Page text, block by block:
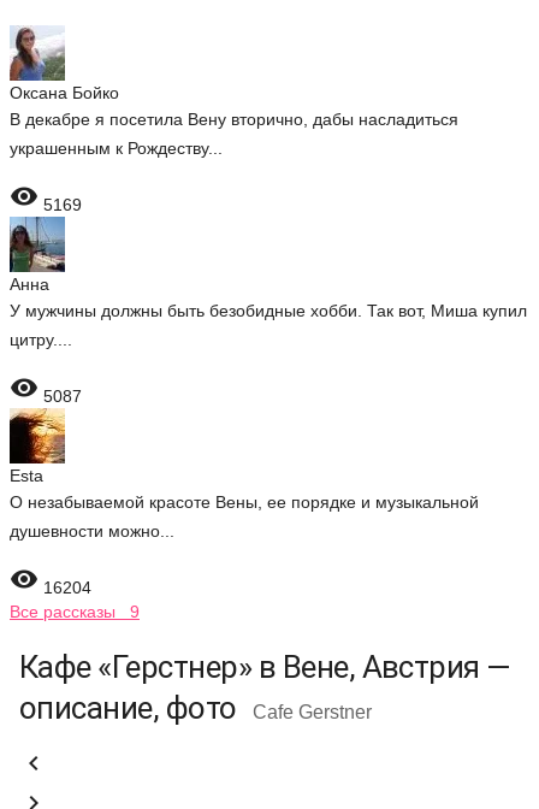
Оксана Бойко
В декабре я посетила Вену вторично, дабы насладиться
украшенным к Рождеству...
 5169
Анна
У мужчины должны быть безобидные хобби. Так вот, Миша купил
цитру....
 5087
Esta
О незабываемой красоте Вены, ее порядке и музыкальной
душевности можно...
 16204
Все рассказы 9
Кафе «Герстнер» в Вене, Австрия —
описание, фото
Cafe Gerstner

